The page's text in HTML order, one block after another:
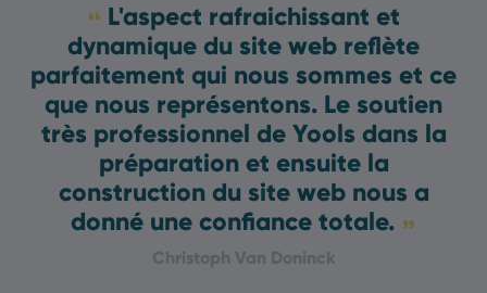
L'aspect rafraichissant et
dynamique du site web reflète
parfaitement qui nous sommes et ce
que nous représentons. Le soutien
très professionnel de Yools dans la
préparation et ensuite la
construction du site web nous a
donné une confiance totale.
Christoph Van Doninck